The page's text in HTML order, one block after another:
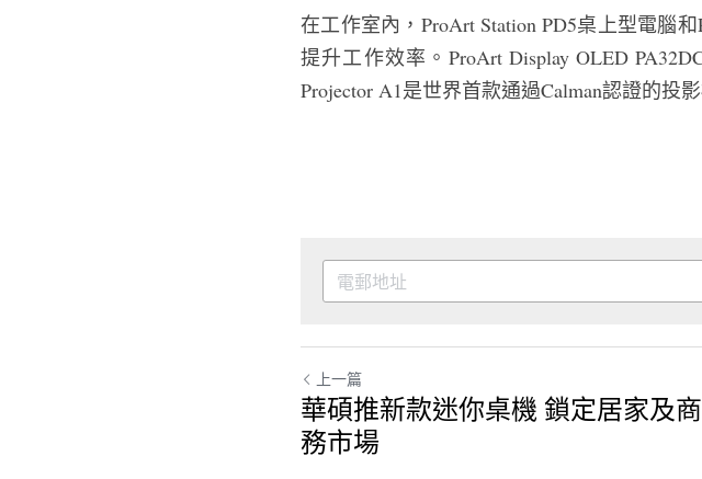
在工作室內，ProArt Station PD5桌上型電腦
提升工作效率。ProArt Display OLED
Projector A1是世界首款通過Calman認證的投
上一篇
華碩推新款迷你桌機 鎖定居家及商
務市場